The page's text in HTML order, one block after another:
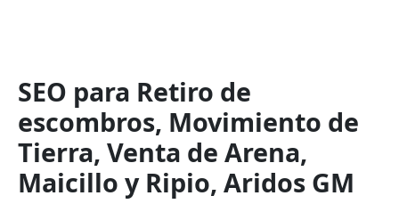
SEO para Retiro de
escombros, Movimiento de
Tierra, Venta de Arena,
Maicillo y Ripio, Aridos GM